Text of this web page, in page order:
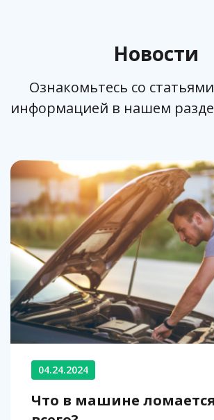
Новости
Ознакомьтесь со
информацией в нашем
04.24.2024
Что в машине